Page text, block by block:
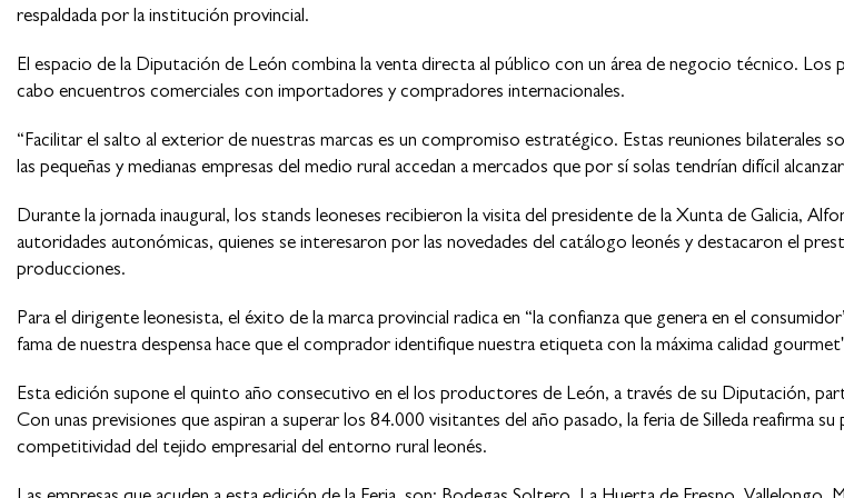
respaldada por la institución provincial.
El espacio de la Diputación de León combina la venta directa al público con un área de negocio técnico. Los
cabo encuentros comerciales con importadores y compradores internacionales.
“Facilitar el salto al exterior de nuestras marcas es un compromiso estratégico. Estas reuniones bilaterales
las pequeñas y medianas empresas del medio rural accedan a mercados que por sí solas tendrían difícil
Durante la jornada inaugural, los stands leoneses recibieron la visita del presidente de la Xunta de Galicia,
autoridades autonómicas, quienes se interesaron por las novedades del catálogo leonés y destacaron el
producciones.
Para el dirigente leonesista, el éxito de la marca provincial radica en “la confianza que genera en el
fama de nuestra despensa hace que el comprador identifique nuestra etiqueta con la máxima calidad
Esta edición supone el quinto año consecutivo en el los productores de León, a través de su Diputación,
Con unas previsiones que aspiran a superar los 84.000 visitantes del año pasado, la feria de Silleda reafirma su
competitividad del tejido empresarial del entorno rural leonés.